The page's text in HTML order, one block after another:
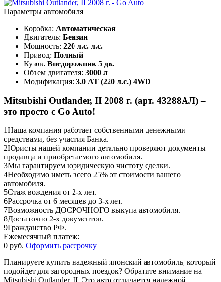
Параметры автомобиля
Коробка: Автоматическая
Двигатель: Бензин
Мощность: 220 л.с. л.с.
Привод: Полный
Кузов: Внедорожник 5 дв.
Объем двигателя: 3000 л
Модификация: 3.0 AT (220 л.с.) 4WD
Mitsubishi Outlander, II 2008 г. (арт. 43288АЛ) –
это просто с Go Auto!
1Наша компания работает собственными денежными
средствами, без участия Банка.
2Юристы нашей компании детально проверяют документы
продавца и приобретаемого автомобиля.
3Мы гарантируем юридическую чистоту сделки.
4Необходимо иметь всего 25% от стоимости вашего
автомобиля.
5Стаж вождения от 2-х лет.
6Рассрочка от 6 месяцев до 3-х лет.
7Возможность ДОСРОЧНОГО выкупа автомобиля.
8Достаточно 2-х документов.
9Гражданство РФ.
Ежемесячный платеж:
0 руб. Оформить рассрочку
Планируете купить надежный японский автомобиль, который
подойдет для загородных поездок? Обратите внимание на
Mitsubishi Outlander, II. Это авто отличается надежной